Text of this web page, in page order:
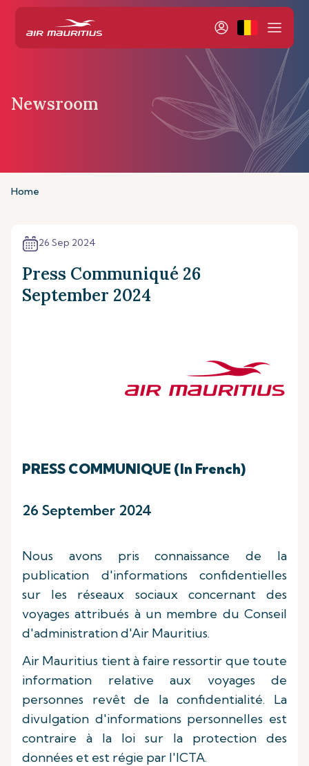
Newsroom
Home
26 Sep 2024
Press Communiqué 26
September 2024
PRESS COMMUNIQUE (In French)
26 September 2024
Nous avons pris connaissance de la
publication d'informations confidentielles
sur les réseaux sociaux concernant des
voyages attribués à un membre du Conseil
d'administration d'Air Mauritius.
Air Mauritius tient à faire ressortir que toute
information relative aux voyages de
personnes revêt de la confidentialité. La
divulgation d'informations personnelles est
contraire à la loi sur la protection des
données et est régie par l'ICTA.